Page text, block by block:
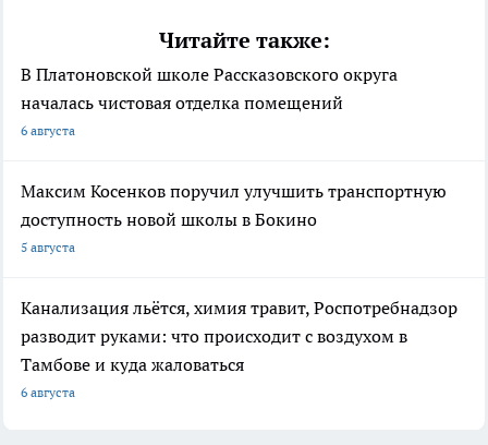
Читайте также:
В Платоновской школе Рассказовского округа
началась чистовая отделка помещений
6 августа
Максим Косенков поручил улучшить транспортную
доступность новой школы в Бокино
5 августа
Канализация льётся, химия травит, Роспотребнадзор
разводит руками: что происходит с воздухом в
Тамбове и куда жаловаться
6 августа